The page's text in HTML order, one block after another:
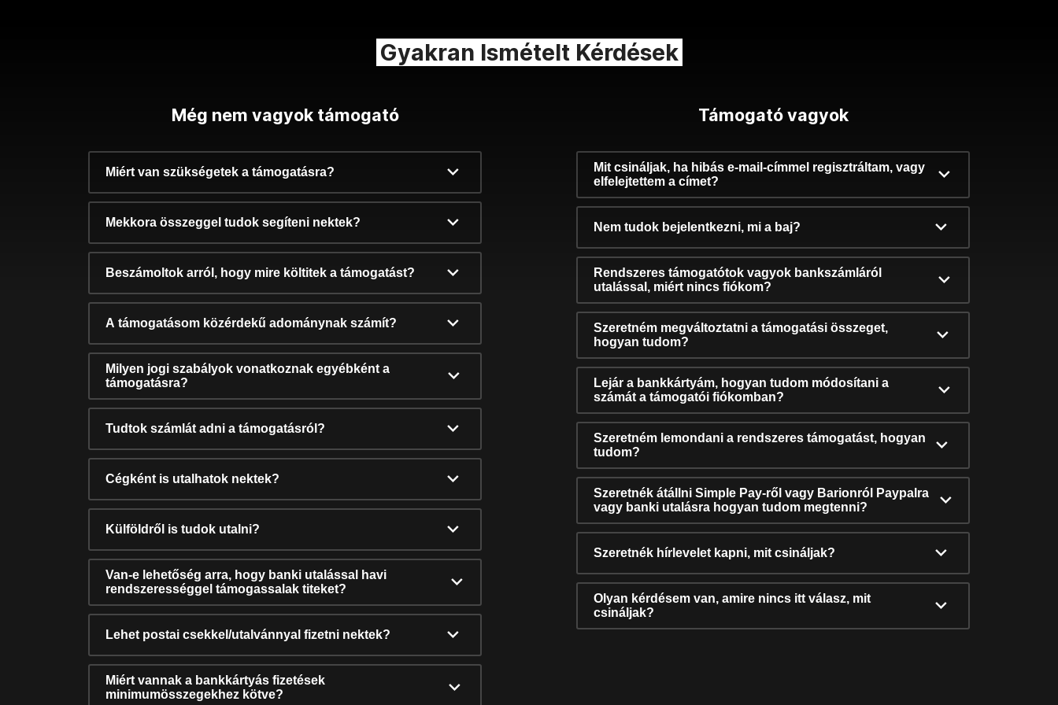
Gyakran Ismételt Kérdések
Még nem vagyok támogató
Miért van szükségetek a támogatásra?
Mekkora összeggel tudok segíteni nektek?
Beszámoltok arról, hogy mire költitek a támogatást?
A támogatásom közérdekű adománynak számít?
Milyen jogi szabályok vonatkoznak egyébként a
támogatásra?
Tudtok számlát adni a támogatásról?
Cégként is utalhatok nektek?
Külföldről is tudok utalni?
Van-e lehetőség arra, hogy banki utalással havi
rendszerességgel támogassalak titeket?
Lehet postai csekkel/utalvánnyal fizetni nektek?
Miért vannak a bankkártyás fizetések
minimumösszegekhez kötve?
Támogató vagyok
Mit csináljak, ha hibás e-mail-címmel regisztráltam, vagy
elfelejtettem a címet?
Nem tudok bejelentkezni, mi a baj?
Rendszeres támogatótok vagyok bankszámláról
utalással, miért nincs fiókom?
Szeretném megváltoztatni a támogatási összeget,
hogyan tudom?
Lejár a bankkártyám, hogyan tudom módosítani a
számát a támogatói fiókomban?
Szeretném lemondani a rendszeres támogatást, hogyan
tudom?
Szeretnék átállni Simple Pay-ről vagy Barionról Paypalra
vagy banki utalásra hogyan tudom megtenni?
Szeretnék hírlevelet kapni, mit csináljak?
Olyan kérdésem van, amire nincs itt válasz, mit
csináljak?